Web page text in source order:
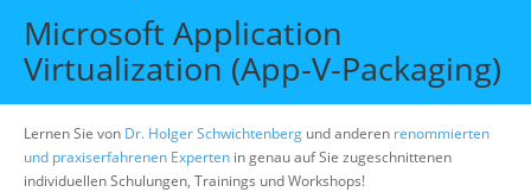
Individuelle Schulungen
Wissen
Über uns
Microsoft Application
Virtualization (App-V-Packaging)
Lernen Sie von Dr. Holger Schwichtenberg und anderen renommierten
und praxiserfahrenen Experten in genau auf Sie zugeschnittenen
individuellen Schulungen, Trainings und Workshops!